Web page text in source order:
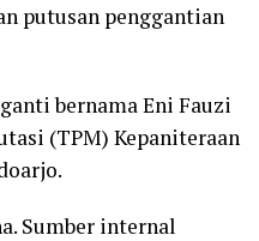
putusan penggantian
bernama Eni Fauzi
(TPM) Kepaniteraan
Sumber internal